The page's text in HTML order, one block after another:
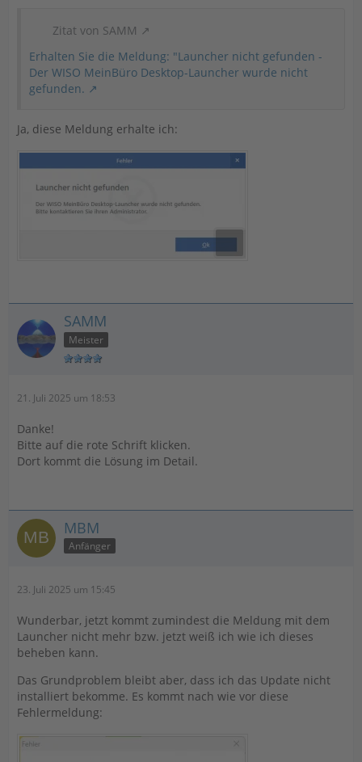
Zitat von SAMM
Erhalten Sie die Meldung: "Launcher nicht gefunden -
Der WISO MeinBüro Desktop-Launcher wurde nicht
gefunden.
Ja, diese Meldung erhalte ich:
SAMM
Meister
21. Juli 2025 um 18:53
Danke!
Bitte auf die rote Schrift klicken.
Dort kommt die Lösung im Detail.
MBM
Anfänger
23. Juli 2025 um 15:45
Wunderbar, jetzt kommt zumindest die Meldung mit dem
Launcher nicht mehr bzw. jetzt weiß ich wie ich dieses
beheben kann.
Das Grundproblem bleibt aber, dass ich das Update nicht
installiert bekomme. Es kommt nach wie vor diese
Fehlermeldung: